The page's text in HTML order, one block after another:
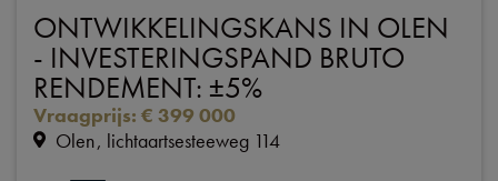
ONTWIKKELINGSKANS IN OLEN
- INVESTERINGSPAND BRUTO
RENDEMENT: ±5%
Vraagprijs: € 399 000
Olen lichtaartsesteeweg 114